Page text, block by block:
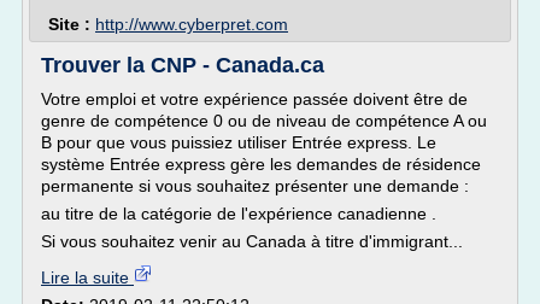
Site : http://www.cyberpret.com
Trouver la CNP - Canada.ca
Votre emploi et votre expérience passée doivent être de
genre de compétence 0 ou de niveau de compétence A ou
B pour que vous puissiez utiliser Entrée express. Le
système Entrée express gère les demandes de résidence
permanente si vous souhaitez présenter une demande :
au titre de la catégorie de l'expérience canadienne .
Si vous souhaitez venir au Canada à titre d'immigrant...
Lire la suite